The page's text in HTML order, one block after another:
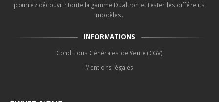
pourrez découvrir toute la gamme Dualtron et tester les différents
modèles.
INFORMATIONS
Conditions Générales de Vente (CGV)
Mentions légales